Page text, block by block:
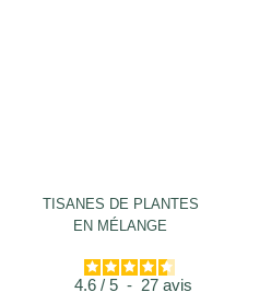
TISANES DE PLANTES
EN MÉLANGE
4.6 / 5 - 27 avis